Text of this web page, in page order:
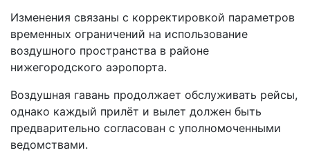
Изменения связаны с корректировкой параметров
временных ограничений на использование
воздушного пространства в районе
нижегородского аэропорта.
Воздушная гавань продолжает обслуживать рейсы,
однако каждый прилёт и вылет должен быть
предварительно согласован с уполномоченными
ведомствами.